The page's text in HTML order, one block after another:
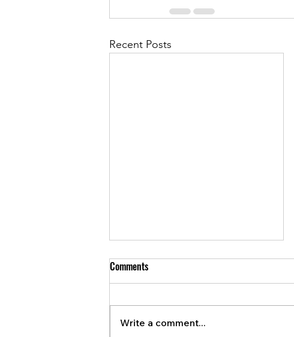
Recent Posts
Comments
Write a comment...